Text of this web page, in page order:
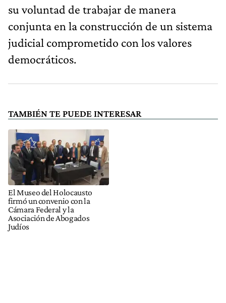
su voluntad de trabajar de manera
conjunta en la construcción de un sistema
judicial comprometido con los valores
democráticos.
TAMBIÉN TE PUEDE INTERESAR
El Museo del Holocausto
firmó un convenio con la
Cámara Federal y la
Asociación de Abogados
Judíos